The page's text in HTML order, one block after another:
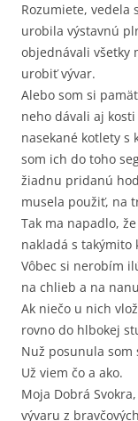
Rozumiete, vedela
urobila výstavnú
objednávali všetky
urobiť vývar.
Alebo som si
neho dávali aj
nasekané kotlety s
som ich do toho
žiadnu pridanú
musela použiť, na
Tak ma napadlo,
nakladá s takýmito
Vôbec si nerobím
na chlieb a na
Ak niečo u nich
rovno do hlbokej
Nuž posunula som
Už viem čo a ako.
Moja Dobrá
vývaru z